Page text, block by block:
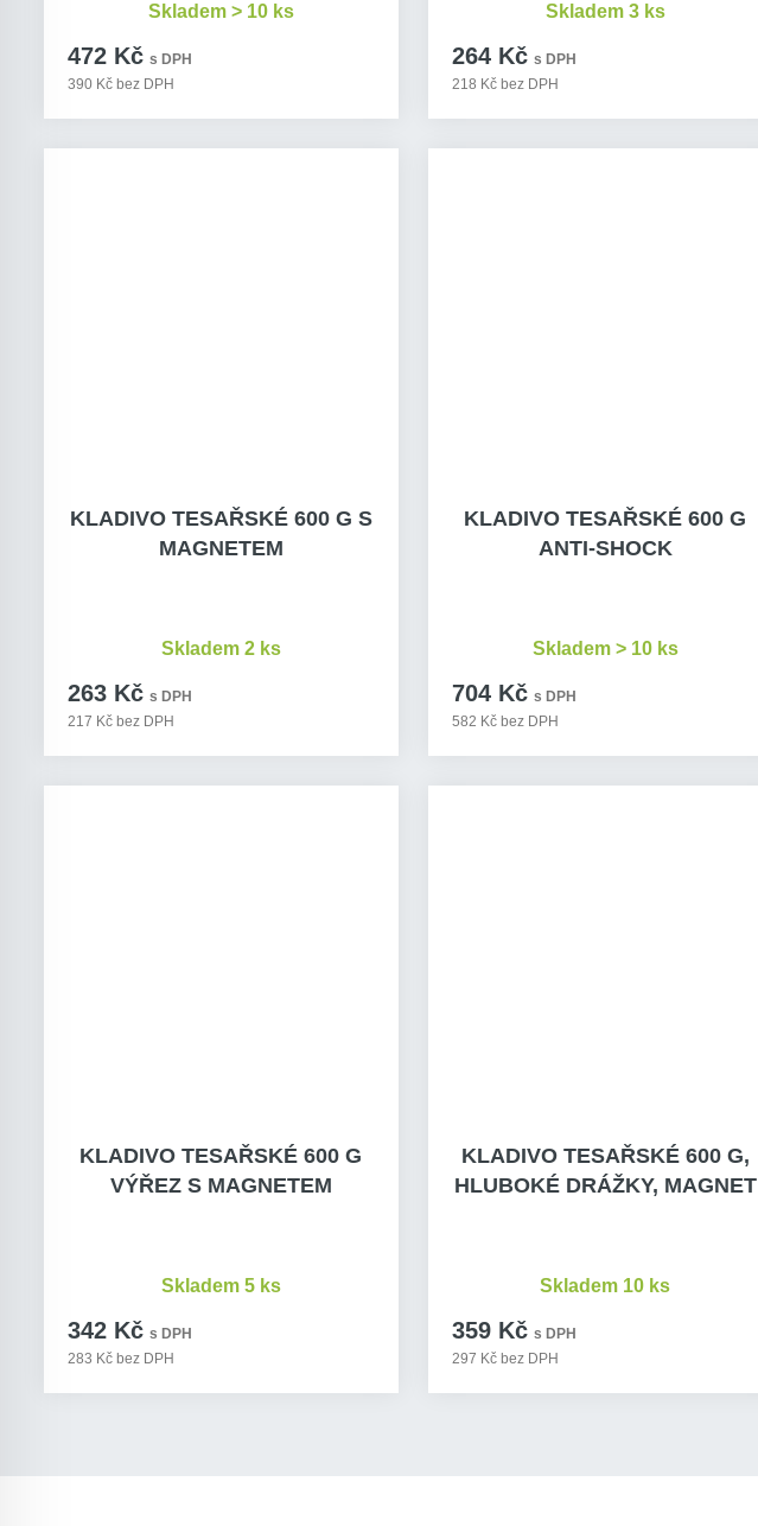
472 Kč s DPH
390 Kč bez DPH
Skladem > 10 ks
264 Kč s DPH
218 Kč bez DPH
Skladem 3 ks
KLADIVO TESAŘSKÉ 600 G S
MAGNETEM
263 Kč s DPH
217 Kč bez DPH
Skladem 2 ks
KLADIVO TESAŘSKÉ 600 G
ANTI-SHOCK
704 Kč s DPH
582 Kč bez DPH
Skladem > 10 ks
KLADIVO TESAŘSKÉ 600 G
VÝŘEZ S MAGNETEM
342 Kč s DPH
283 Kč bez DPH
Skladem 5 ks
KLADIVO TESAŘSKÉ 600 G,
HLUBOKÉ DRÁŽKY, MAGNET
359 Kč s DPH
297 Kč bez DPH
Skladem 10 ks